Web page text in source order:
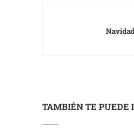
TAMBIÉN TE PUEDE